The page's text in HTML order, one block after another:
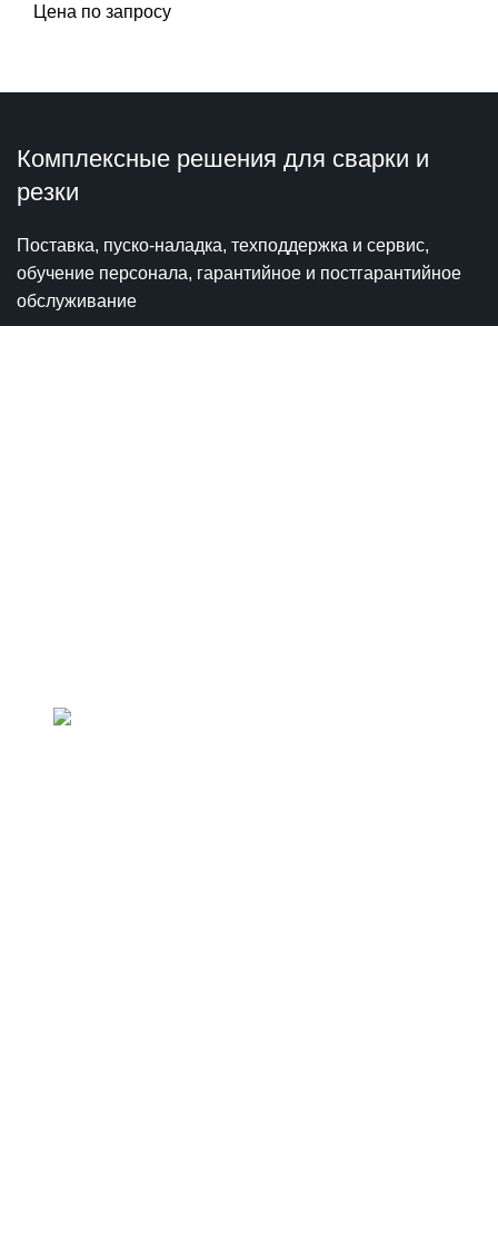
Цена по запросу
Комплексные решения для сварки и
резки
Поставка, пуско-наладка, техподдержка и сервис,
обучение персонала, гарантийное и постгарантийное
обслуживание